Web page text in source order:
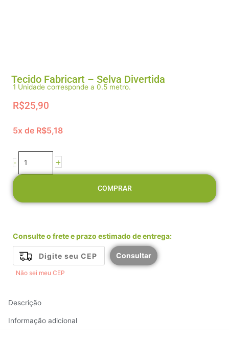
Tecido Fabricart – Selva Divertida
1 Unidade corresponde a 0.5 metro.
R$25,90
5x de R$5,18
-
Tecido
+
COMPRAR
Consulte o frete e prazo estimado de entrega:
Consultar
Não sei meu CEP
Descrição
Informação adicional